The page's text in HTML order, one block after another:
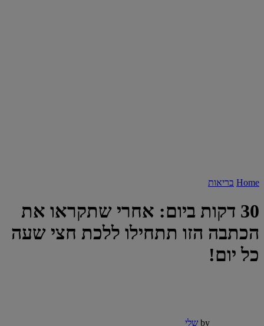
Home בריאות
30 דקות ביום: אחרי שתקראו את
הכתבה הזו תתחילו ללכת חצי שעה
כל יום!
by שלי